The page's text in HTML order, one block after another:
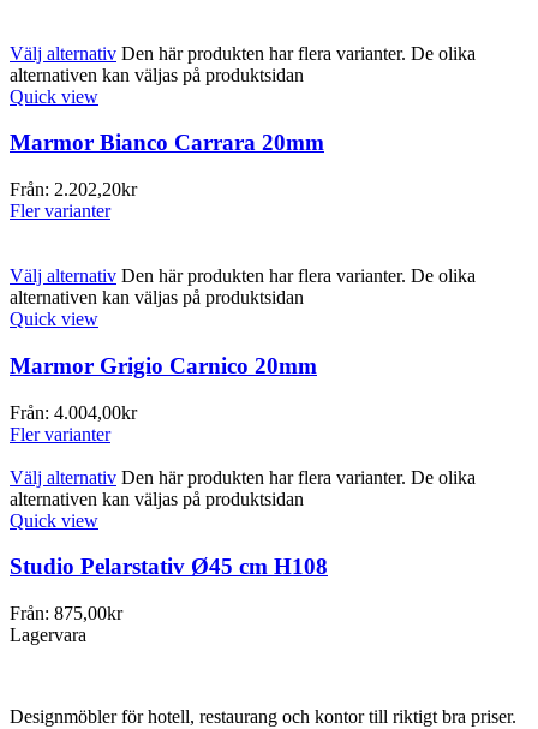
Välj alternativ Den här produkten har flera varianter. De olika
alternativen kan väljas på produktsidan
Quick view
Marmor Bianco Carrara 20mm
Från: 2.202,20kr
Fler varianter
Välj alternativ Den här produkten har flera varianter. De olika
alternativen kan väljas på produktsidan
Quick view
Marmor Grigio Carnico 20mm
Från: 4.004,00kr
Fler varianter
Välj alternativ Den här produkten har flera varianter. De olika
alternativen kan väljas på produktsidan
Quick view
Studio Pelarstativ Ø45 cm H108
Från: 875,00kr
Lagervara
Designmöbler för hotell, restaurang och kontor till riktigt bra priser.